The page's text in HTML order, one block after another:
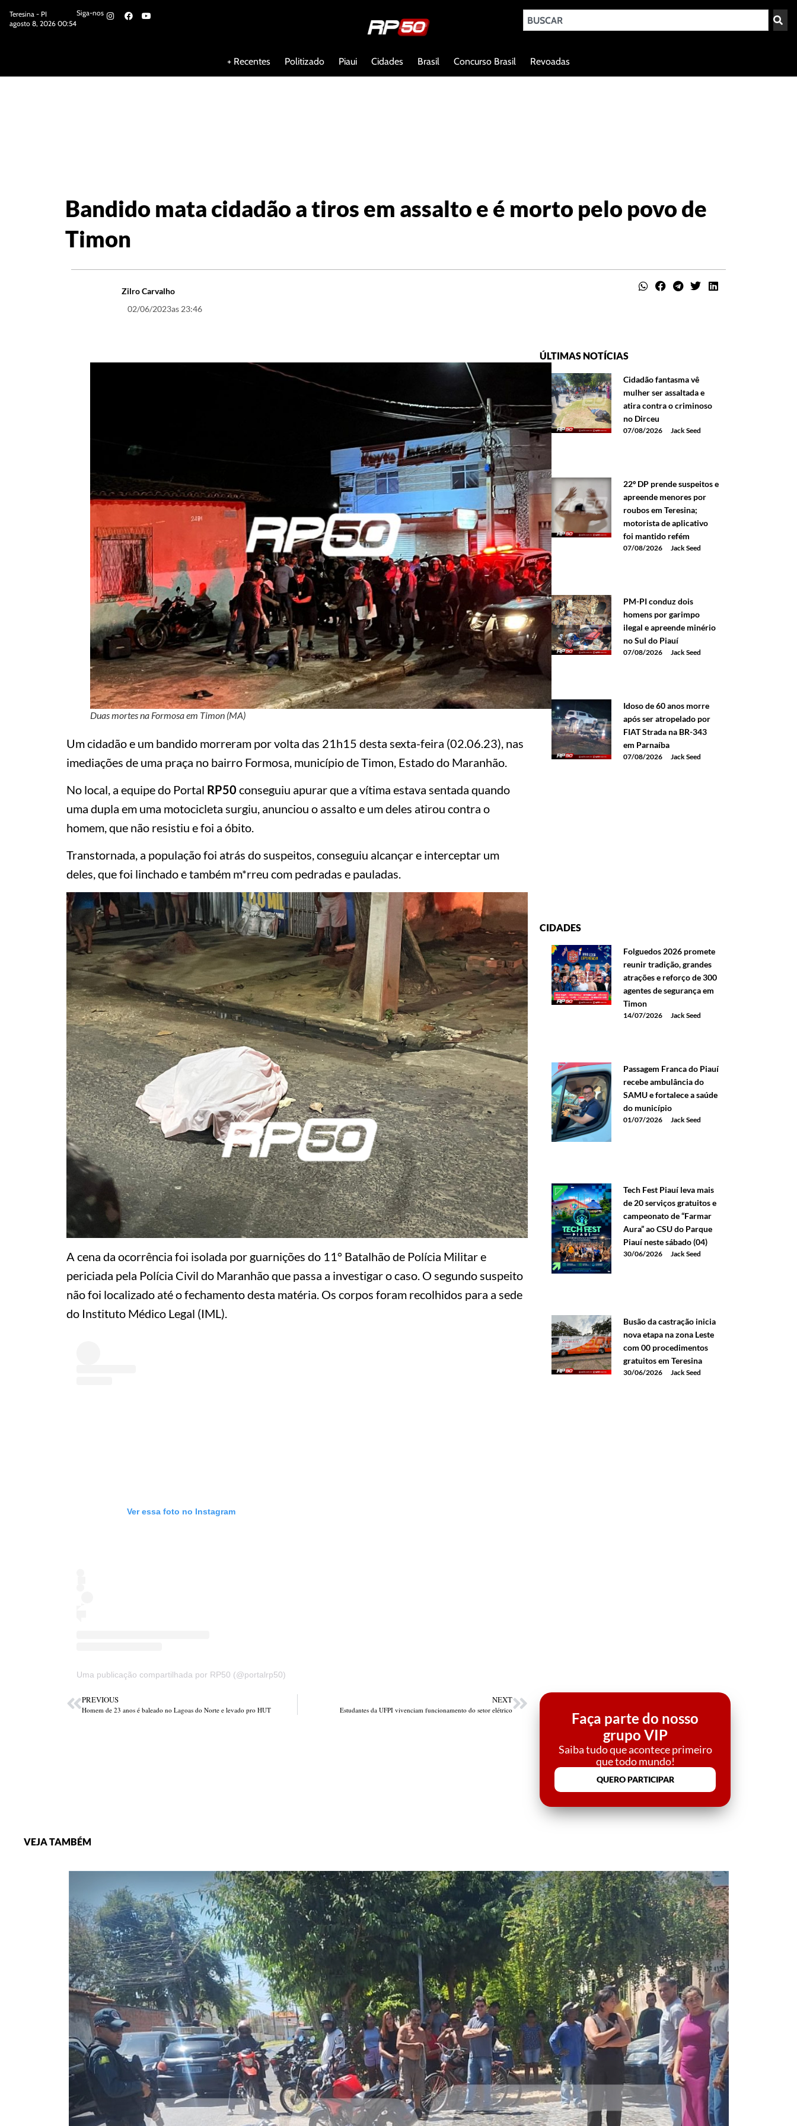
Teresina - PI
agosto 8, 2026 00:54
Siga-nos
+ Recentes Politizado Piaui Cidades Brasil Concurso Brasil Revoadas
Bandido mata cidadão a tiros em assalto e é morto pelo povo de
Timon
Zilro Carvalho
02/06/2023as 23:46
Duas mortes na Formosa em Timon (MA)
Um cidadão e um bandido morreram por volta das 21h15 desta sexta-feira (02.06.23), nas
imediações de uma praça no bairro Formosa, município de Timon, Estado do Maranhão.
No local, a equipe do Portal RP50 conseguiu apurar que a vítima estava sentada quando
uma dupla em uma motocicleta surgiu, anunciou o assalto e um deles atirou contra o
homem, que não resistiu e foi a óbito.
Transtornada, a população foi atrás do suspeitos, conseguiu alcançar e interceptar um
deles, que foi linchado e também m*rreu com pedradas e pauladas.
A cena da ocorrência foi isolada por guarnições do 11° Batalhão de Polícia Militar e
periciada pela Polícia Civil do Maranhão que passa a investigar o caso. O segundo suspeito
não foi localizado até o fechamento desta matéria. Os corpos foram recolhidos para a sede
do Instituto Médico Legal (IML).
Ver essa foto no Instagram
Uma publicação compartilhada por RP50 (@portalrp50)
PREVIOUS
Homem de 23 anos é baleado no Lagoas do Norte e levado pro HUT
NEXT
Estudantes da UFPI vivenciam funcionamento do setor elétrico
ÚLTIMAS NOTÍCIAS
Cidadão fantasma vê
mulher ser assaltada e
atira contra o criminoso
no Dirceu
07/08/2026 Jack Seed
22º DP prende suspeitos e
apreende menores por
roubos em Teresina;
motorista de aplicativo
foi mantido refém
07/08/2026 Jack Seed
PM-PI conduz dois
homens por garimpo
ilegal e apreende minério
no Sul do Piauí
07/08/2026 Jack Seed
Idoso de 60 anos morre
após ser atropelado por
FIAT Strada na BR-343
em Parnaíba
07/08/2026 Jack Seed
CIDADES
Folguedos 2026 promete
reunir tradição, grandes
atrações e reforço de 300
agentes de segurança em
Timon
14/07/2026 Jack Seed
Passagem Franca do Piauí
recebe ambulância do
SAMU e fortalece a saúde
do município
01/07/2026 Jack Seed
Tech Fest Piauí leva mais
de 20 serviços gratuitos e
campeonato de “Farmar
Aura” ao CSU do Parque
Piauí neste sábado (04)
30/06/2026 Jack Seed
Busão da castração inicia
nova etapa na zona Leste
com 00 procedimentos
gratuitos em Teresina
30/06/2026 Jack Seed
Faça parte do nosso
grupo VIP
Saiba tudo que acontece primeiro
que todo mundo!
QUERO PARTICIPAR
VEJA TAMBÉM